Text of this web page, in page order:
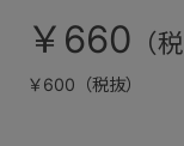
￥660
￥600（税抜）